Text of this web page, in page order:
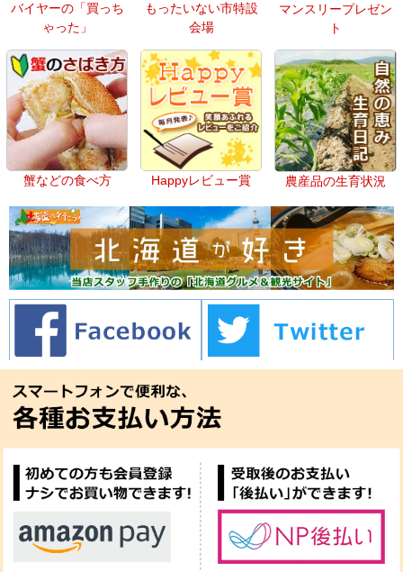
バイヤーの「買っち
ゃった」
もったいない市特設
会場
マンスリープレゼン
ト
蟹などの食べ方 Happyレビュー賞 農産品の生育状況